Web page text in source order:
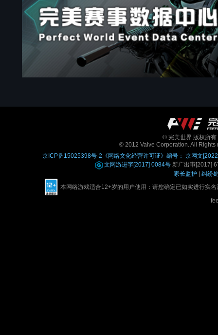
© 完美世界 版权所
© 2012 Valve Corporation. All Rights
京ICP备15025398号-2 《网络文化经营许可证》编号： 京网文
文网游进字[2017] 0084号新广出审[2017]
家长监护| 纠纷
本网络游戏适合12+岁的用户使用：请您确定已如实进行实